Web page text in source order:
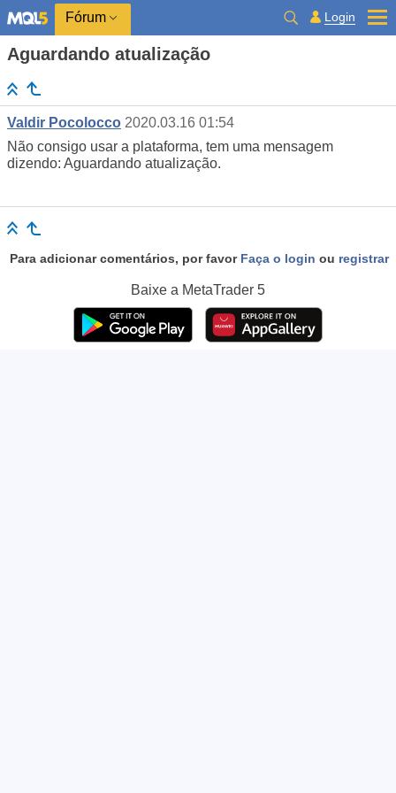
Fórum Login
Aguardando atualização
Valdir Pocolocco 2020.03.16 01:54
Não consigo usar a plataforma, tem uma mensagem
dizendo: Aguardando atualização.
Para adicionar comentários, por favor Faça o login ou registrar
Baixe a MetaTrader 5